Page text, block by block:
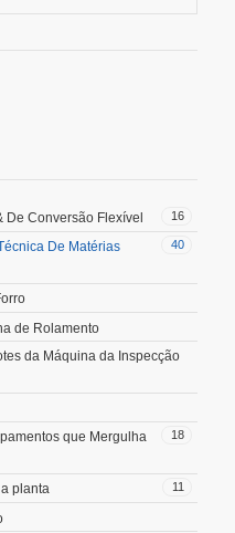
16
De Conversão Flexível
40
De Matérias
de Rolamento
da Máquina da Inspecção
18
que Mergulha
11
planta